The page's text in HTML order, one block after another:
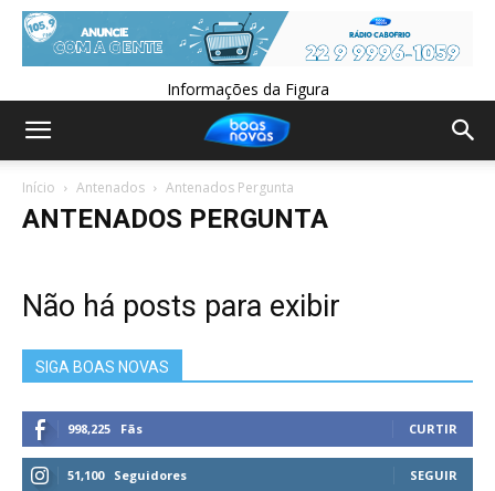
Informações da Figura
Início Antenados Antenados Pergunta
ANTENADOS PERGUNTA
Não há posts para exibir
SIGA BOAS NOVAS
998,225 Fãs CURTIR
51,100 Seguidores SEGUIR